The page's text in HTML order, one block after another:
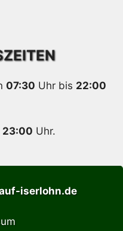
07:30 Uhr bis 22:00
23:00 Uhr.
iserlohn.de